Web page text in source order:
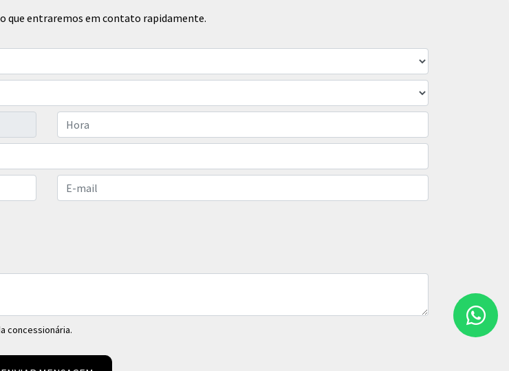
que entraremos em contato rapidamente.
concessionária.